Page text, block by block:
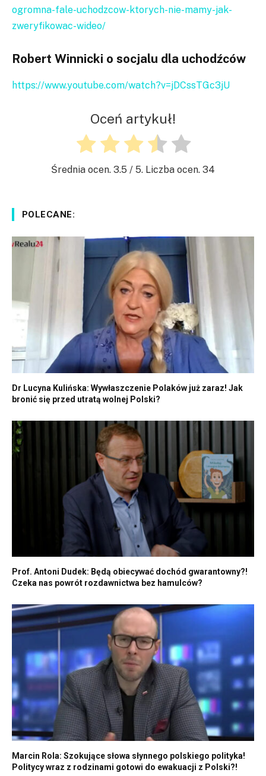
ogromna-fale-uchodzcow-ktorych-nie-mamy-jak-
zweryfikowac-wideo/
Robert Winnicki o socjalu dla uchodźców
https://www.youtube.com/watch?v=jDCssTGc3jU
Oceń artykuł!
Średnia ocen. 3.5 / 5. Liczba ocen. 34
POLECANE:
Dr Lucyna Kulińska: Wywłaszczenie Polaków już zaraz! Jak
bronić się przed utratą wolnej Polski?
Prof. Antoni Dudek: Będą obiecywać dochód gwarantowny?!
Czeka nas powrót rozdawnictwa bez hamulców?
Marcin Rola: Szokujące słowa słynnego polskiego polityka!
Politycy wraz z rodzinami gotowi do ewakuacji z Polski?!